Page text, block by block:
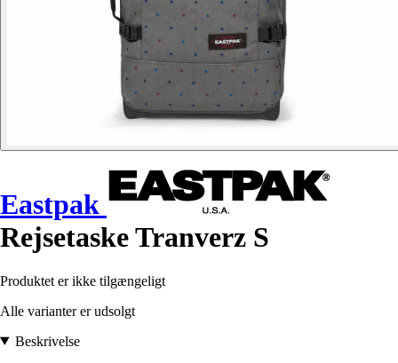
Eastpak
Rejsetaske Tranverz S
Produktet er ikke tilgængeligt
Alle varianter er udsolgt
Beskrivelse